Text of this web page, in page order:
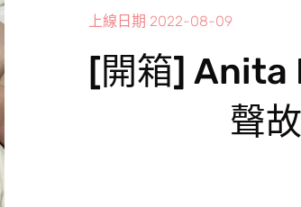
上線日期 2022-08-09
[開箱] Anita
聲